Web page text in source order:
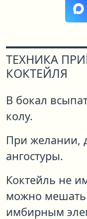
ТЕХНИКА
КОКТЕЙЛЯ
В бокал
колу.
При желании,
ангостуры.
Коктейль не
можно мешать
имбирным